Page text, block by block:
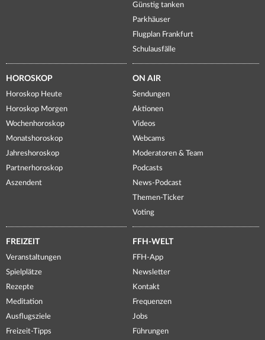
Günstig tanken
Parkhäuser
Flugplan Frankfurt
Schulausfälle
HOROSKOP
Horoskop Heute
Horoskop Morgen
Wochenhoroskop
Monatshoroskop
Jahreshoroskop
Partnerhoroskop
Aszendent
ON AIR
Sendungen
Aktionen
Videos
Webcams
Moderatoren & Team
Podcasts
News-Podcast
Themen-Ticker
Voting
FREIZEIT
Veranstaltungen
Spielplätze
Rezepte
Meditation
Ausflugsziele
Freizeit-Tipps
FFH-WELT
FFH-App
Newsletter
Kontakt
Frequenzen
Jobs
Führungen